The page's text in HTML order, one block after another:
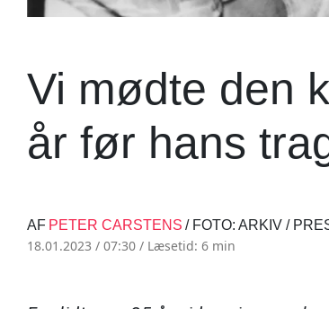
Vi mødte den
år før hans
AF PETER CARSTENS / FOTO: ARKIV /
18.01.2023 / 07:30 / Læsetid: 6 min